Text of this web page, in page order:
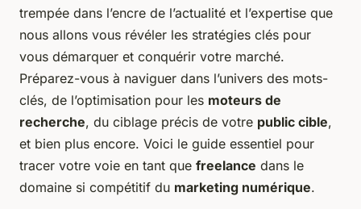
trempée dans l’encre de l’actualité et l’expertise que
nous allons vous révéler les stratégies clés pour
vous démarquer et conquérir votre marché.
Préparez-vous à naviguer dans l’univers des mots-
clés, de l’optimisation pour les moteurs de
recherche, du ciblage précis de votre public cible,
et bien plus encore. Voici le guide essentiel pour
tracer votre voie en tant que freelance dans le
domaine si compétitif du marketing numérique.